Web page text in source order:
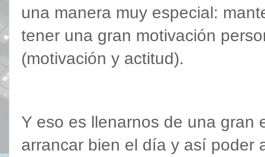
una manera muy especial:
tener una gran motivación
(motivación y actitud).
Y eso es llenarnos de una gran
arrancar bien el día y así poder